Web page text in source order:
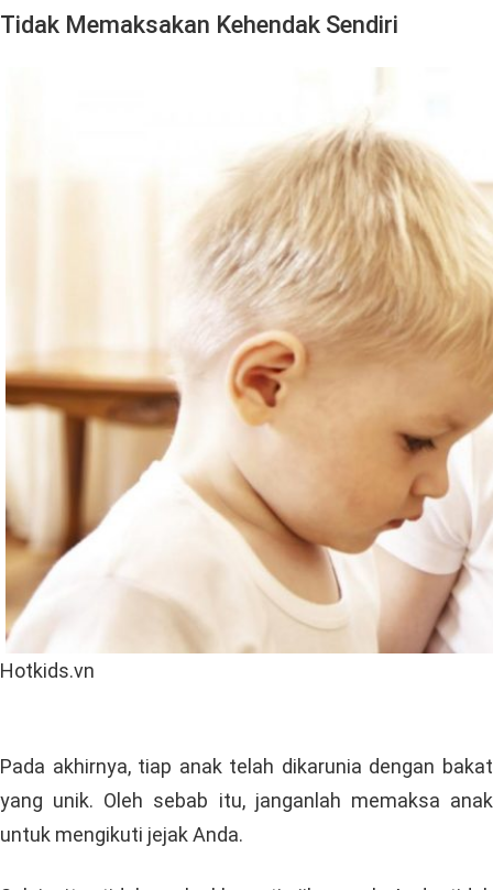
Tidak Memaksakan Kehendak Sendiri
Hotkids.vn
Pada akhirnya, tiap anak telah dikarunia dengan bakat
yang unik. Oleh sebab itu, janganlah memaksa anak
untuk mengikuti jejak Anda.